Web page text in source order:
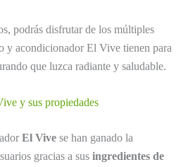
podrás disfrutar de los múltiples
y acondicionador El Vive tienen para
que luzca radiante y saludable.
y sus propiedades
El Vive se han ganado la
gracias a sus ingredientes de